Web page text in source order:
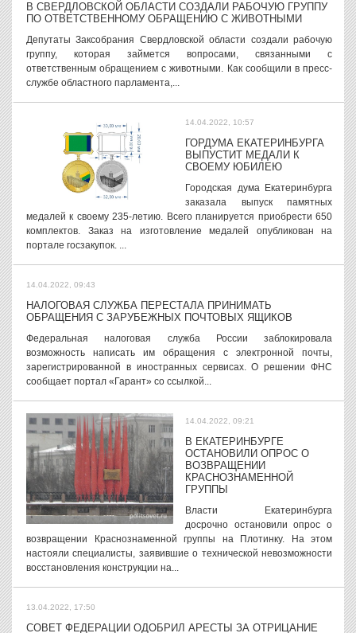
В СВЕРДЛОВСКОЙ ОБЛАСТИ СОЗДАЛИ РАБОЧУЮ ГРУППУ
ПО ОТВЕТСТВЕННОМУ ОБРАЩЕНИЮ С ЖИВОТНЫМИ
Депутаты Заксобрания Свердловской области создали рабочую
группу, которая займется вопросами, связанными с
ответственным обращением с животными. Как сообщили в пресс-
службе областного парламента,...
14.04.2022, 10:57
ГОРДУМА ЕКАТЕРИНБУРГА
ВЫПУСТИТ МЕДАЛИ К
СВОЕМУ ЮБИЛЕЮ
Городская дума Екатеринбурга
заказала выпуск памятных
медалей к своему 235-летию. Всего планируется приобрести 650
комплектов. Заказ на изготовление медалей опубликован на
портале госзакупок. ...
14.04.2022, 09:43
НАЛОГОВАЯ СЛУЖБА ПЕРЕСТАЛА ПРИНИМАТЬ
ОБРАЩЕНИЯ С ЗАРУБЕЖНЫХ ПОЧТОВЫХ ЯЩИКОВ
Федеральная налоговая служба России заблокировала
возможность написать им обращения с электронной почты,
зарегистрированной в иностранных сервисах. О решении ФНС
сообщает портал «Гарант» со ссылкой...
14.04.2022, 09:21
В ЕКАТЕРИНБУРГЕ
ОСТАНОВИЛИ ОПРОС О
ВОЗВРАЩЕНИИ
КРАСНОЗНАМЕННОЙ
ГРУППЫ
Власти Екатеринбурга
досрочно остановили опрос о
возвращении Краснознаменной группы на Плотинку. На этом
настояли специалисты, заявившие о технической невозможности
восстановления конструкции на...
13.04.2022, 17:50
СОВЕТ ФЕДЕРАЦИИ ОДОБРИЛ АРЕСТЫ ЗА ОТРИЦАНИЕ